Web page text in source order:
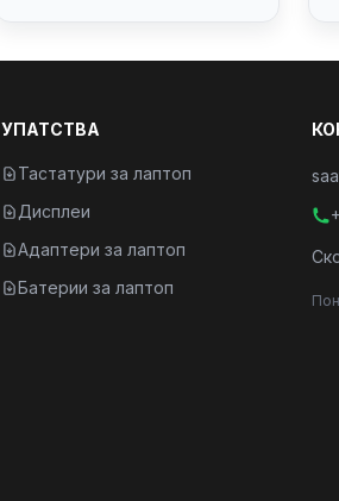
УПАТСТВА
Тастатури за лаптоп
Дисплеи
Адаптери за лаптоп
Батерии за лаптоп